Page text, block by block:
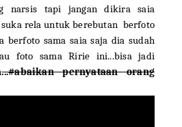
narsis tapi jangan dikira saia
rela untuk berebutan berfoto
berfoto sama saia saja dia sudah
foto sama Ririe ini...bisa jadi
...#abaikan pernyataan orang